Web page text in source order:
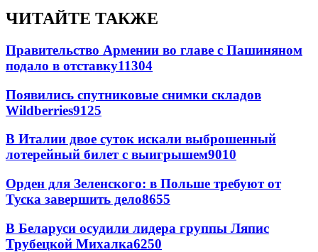
ЧИТАЙТЕ ТАКЖЕ
Правительство Армении во главе с Пашиняном
подало в отставку11304
Появились спутниковые снимки складов
Wildberries9125
В Италии двое суток искали выброшенный
лотерейный билет с выигрышем9010
Орден для Зеленского: в Польше требуют от
Туска завершить дело8655
В Беларуси осудили лидера группы Ляпис
Трубецкой Михалка6250